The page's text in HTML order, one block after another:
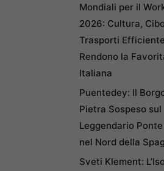
Mondiali per il
2026: Cultura,
Trasporti
Rendono la
Italiana
Puentedey: Il
Pietra Sospeso sul
Leggendario
nel Nord della
Sveti Klement: